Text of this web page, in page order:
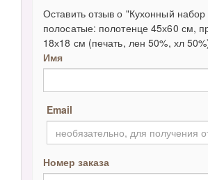
Оставить отзыв о "Кухонный
полосатые: полотенце 45х60 см,
18х18 см (печать, лен 50%, хл
Имя
Email
Номер заказа